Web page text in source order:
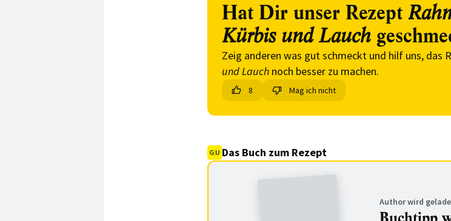
Hat Dir unser Rezept
Kürbis und Lauch
Zeig anderen was gut schmeckt und hilf uns, das
und Lauch noch besser zu machen.
8 Mag ich nicht
Das Buch zum Rezept
Author wird